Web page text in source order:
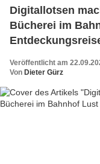
Digitallotsen
Bücherei im
Veröffentlicht am
Von Dieter Gürz